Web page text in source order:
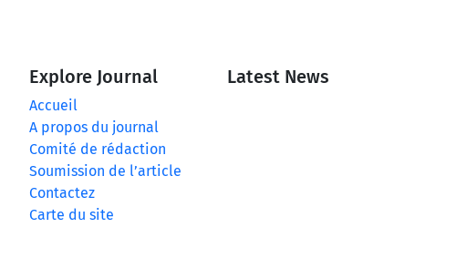
Explore Journal
Accueil
A propos du journal
Comité de rédaction
Soumission de l’article
Contactez
Carte du site
Latest News